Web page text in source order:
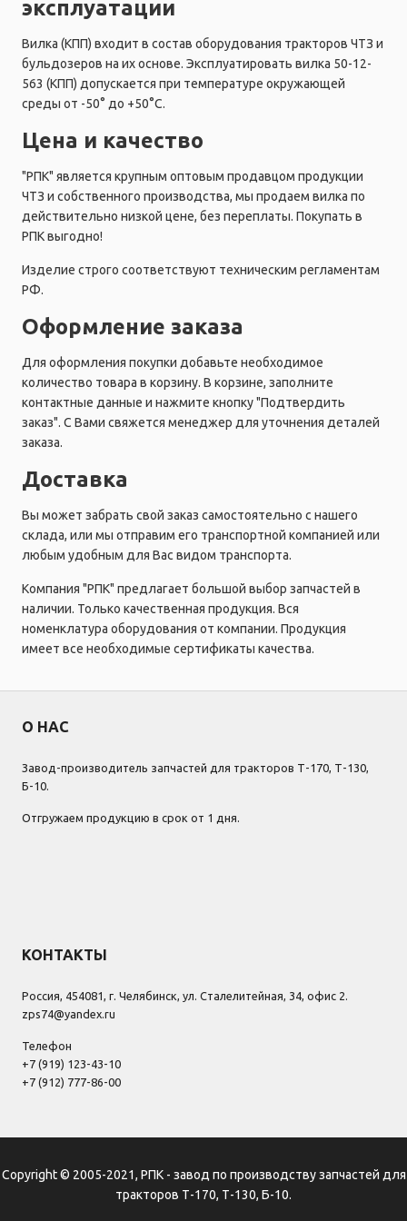
эксплуатации
Вилка (КПП) входит в состав оборудования тракторов ЧТЗ и
бульдозеров на их основе. Эксплуатировать вилка 50-12-
563 (КПП) допускается при температуре окружающей
среды от -50° до +50°C.
Цена и качество
"РПК" является крупным оптовым продавцом продукции
ЧТЗ и собственного производства, мы продаем вилка по
действительно низкой цене, без переплаты. Покупать в
РПК выгодно!
Изделие строго соответствуют техническим регламентам
РФ.
Оформление заказа
Для оформления покупки добавьте необходимое
количество товара в корзину. В корзине, заполните
контактные данные и нажмите кнопку "Подтвердить
заказ". С Вами свяжется менеджер для уточнения деталей
заказа.
Доставка
Вы может забрать свой заказ самостоятельно с нашего
склада, или мы отправим его транспортной компанией или
любым удобным для Вас видом транспорта.
Компания "РПК" предлагает большой выбор запчастей в
наличии. Только качественная продукция. Вся
номенклатура оборудования от компании. Продукция
имеет все необходимые сертификаты качества.
О НАС
Завод-производитель запчастей для тракторов Т-170, Т-130,
Б-10.
Отгружаем продукцию в срок от 1 дня.
КОНТАКТЫ
Россия, 454081, г. Челябинск, ул. Сталелитейная, 34, офис 2.
zps74@yandex.ru
Телефон
+7 (919) 123-43-10
+7 (912) 777-86-00
Copyright © 2005-2021, РПК - завод по производству запчастей для
тракторов Т-170, Т-130, Б-10.